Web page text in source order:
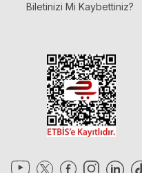
Biletinizi Mi Kaybettiniz?